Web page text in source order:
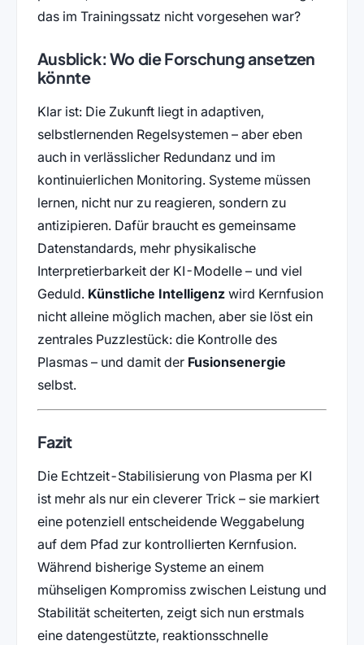
das im Trainingssatz nicht vorgesehen war?
Ausblick: Wo die Forschung ansetzen
könnte
Klar ist: Die Zukunft liegt in adaptiven,
selbstlernenden Regelsystemen – aber eben
auch in verlässlicher Redundanz und im
kontinuierlichen Monitoring. Systeme müssen
lernen, nicht nur zu reagieren, sondern zu
antizipieren. Dafür braucht es gemeinsame
Datenstandards, mehr physikalische
Interpretierbarkeit der KI-Modelle – und viel
Geduld. Künstliche Intelligenzwird Kernfusion
nicht alleine möglich machen, aber sie löst ein
zentrales Puzzlestück: die Kontrolle des
Plasmas – und damit der Fusionsenergie
selbst.
Fazit
Die Echtzeit-Stabilisierung von Plasma per KI
ist mehr als nur ein cleverer Trick – sie markiert
eine potenziell entscheidende Weggabelung
auf dem Pfad zur kontrollierten Kernfusion.
Während bisherige Systeme an einem
mühseligen Kompromiss zwischen Leistung und
Stabilität scheiterten, zeigt sich nun erstmals
eine datengestützte, reaktionsschnelle